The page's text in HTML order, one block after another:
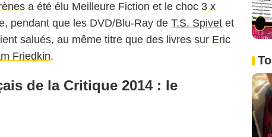
a été élu Meilleure Fiction et le choc 3 x
pendant que les DVD/Blu-Ray de T.S. Spivet et
salués, au même titre que des livres sur Eric
Friedkin.
de la Critique 2014 : le